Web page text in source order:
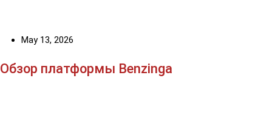
May 13, 2026
Обзор платформы Benzinga